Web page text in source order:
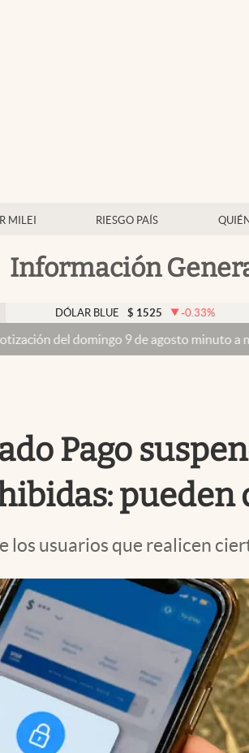
MILEI RIESGO PAÍS
Información
DÓLAR BLUE $ 1525 -0.33%
9 de agosto minuto a minuto
Pago
pueden
los usuarios que realicen